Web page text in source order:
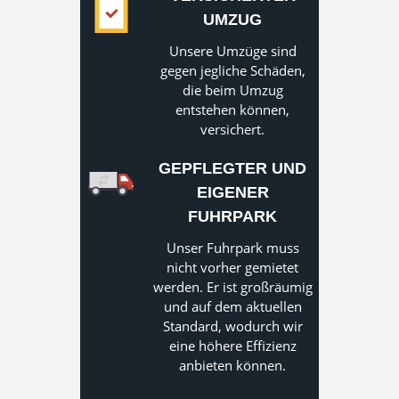
UMZUG
Unsere Umzüge sind
gegen jegliche Schäden,
die beim Umzug
entstehen können,
versichert.
GEPFLEGTER UND
EIGENER
FUHRPARK
Unser Fuhrpark muss
nicht vorher gemietet
werden. Er ist großräumig
und auf dem aktuellen
Standard, wodurch wir
eine höhere Effizienz
anbieten können.